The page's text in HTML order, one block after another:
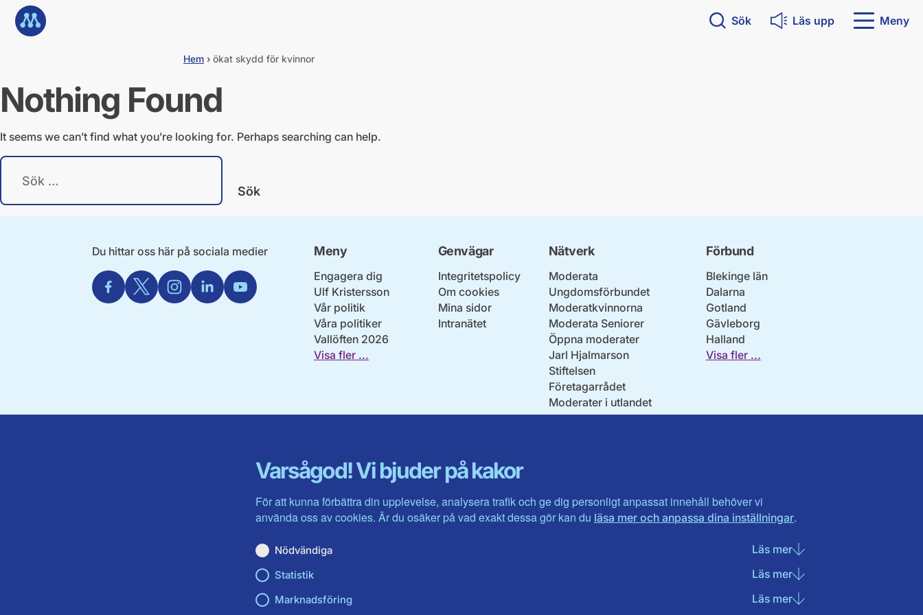
Varsågod! Vi bjuder på kakor
För att kunna förbättra din upplevelse, analysera trafik och ge dig personligt anpassat innehåll behöver vi
använda oss av cookies. Är du osäker på vad exakt dessa gör kan du läsa mer och anpassa dina inställningar.
Nödvändiga Läs merom Nödvändiga cookies
Statistik Läs merom Statistik cookies
Marknadsföring Läs merom Marknadsföring
k
t
i
l
l
n
Sök Läs upp Meny
Hem › ökat skydd för kvinnor
Nothing Found
It seems we can’t find what you’re looking for. Perhaps searching can help.
S
e
Du hittar oss här på sociala medier
Facebook
X InstagramLinkedinYoutube
Meny
Engagera dig
Ulf Kristersson
Vår politik
Våra politiker
Vallöften 2026
Visa fler ...
Genvägar
Integritetspolicy
Om cookies
Mina sidor
Intranätet
Nätverk
Moderata
Ungdomsförbundet
Moderatkvinnorna
Moderata Seniorer
Öppna moderater
Jarl Hjalmarson
Stiftelsen
Företagarrådet
Moderater i utlandet
Förbund
Blekinge län
Dalarna
Gotland
Gävleborg
Halland
Visa fler ...